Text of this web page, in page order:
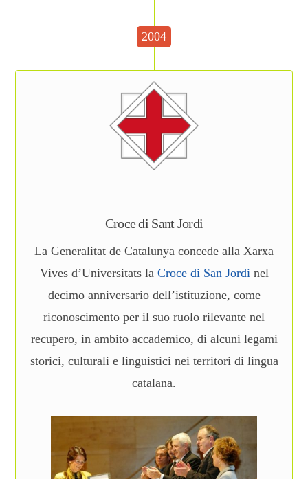
2004
Croce di Sant Jordi
La Generalitat de Catalunya concede alla Xarxa
Vives d’Universitats la Croce di San Jordi nel
decimo anniversario dell’istituzione, come
riconoscimento per il suo ruolo rilevante nel
recupero, in ambito accademico, di alcuni legami
storici, culturali e linguistici nei territori di lingua
catalana.